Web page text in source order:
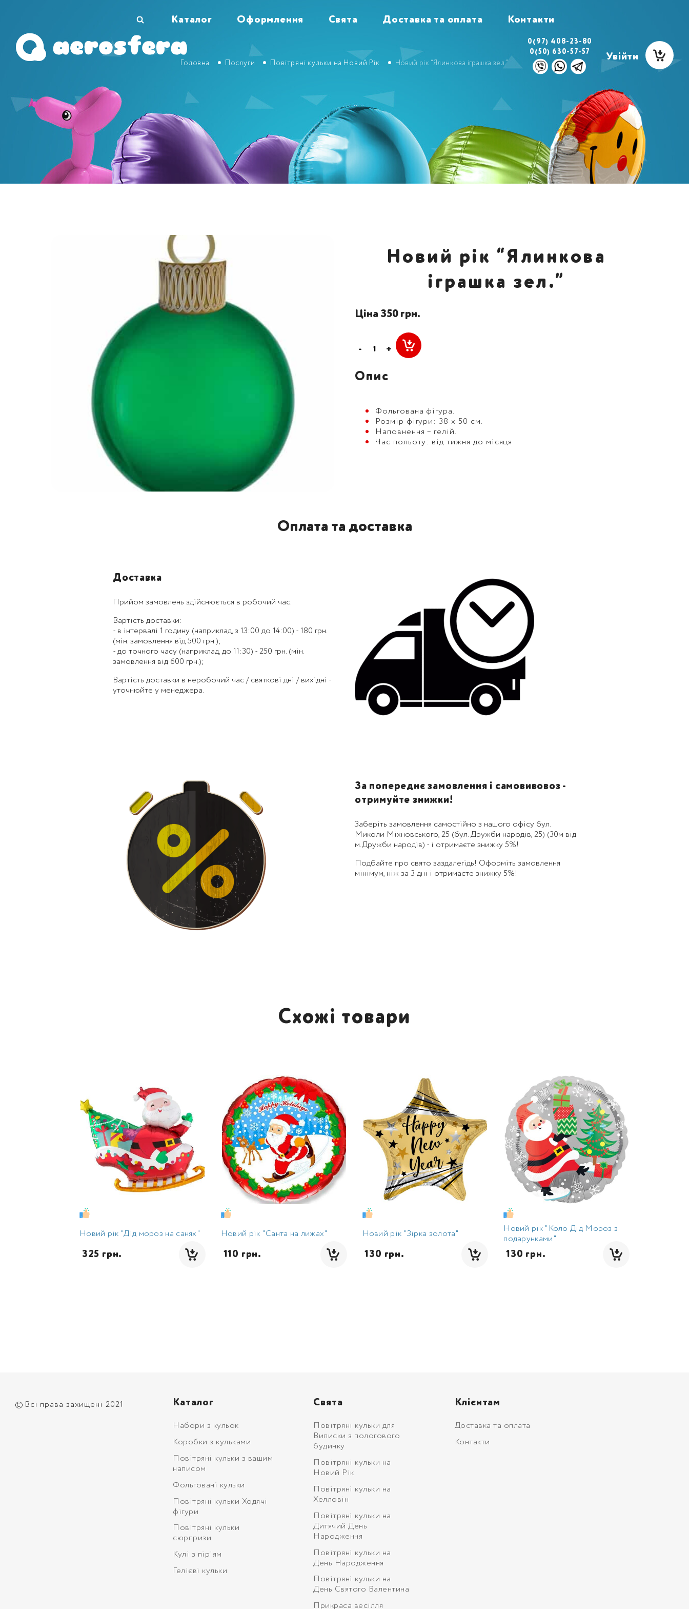
Каталог Оформлення Свята Доставка та оплата Контакти
0(97) 408-23-80
0(50) 630-57-57
Увійти
Головна Послуги Повітряні кульки на Новий Рік Новий рік “Ялинкова іграшка зел.”
Новий рік “Ялинкова
іграшка зел.”
Ціна 350 грн.
- +
Опис
Фольгована фігура.
Розмір фігури: 38 х 50 см.
Наповнення – гелій.
Час польоту: від тижня до місяця
Оплата та доставка
Доставка
Прийом замовлень здійснюється в робочий час.
Вартість доставки:
- в інтервалі 1 годину (наприклад, з 13:00 до 14:00) - 180 грн.
(мін. замовлення від 500 грн.);
- до точного часу (наприклад, до 11:30) - 250 грн. (мін.
замовлення від 600 грн.);
Вартість доставки в неробочий час / святкові дні / вихідні -
уточнюйте у менеджера.
За попереднє замовлення і самовивовоз -
отримуйте знижки!
Заберіть замовлення самостійно з нашого офісу бул.
Миколи Міхновського, 25 (бул. Дружби народів, 25) (30м від
м.Дружби народів) - і отримаєте знижку 5%!
Подбайте про свято заздалегідь! Оформіть замовлення
мінімум, ніж за 3 дні і отримаєте знижку 5%!
Схожі товари
Новий рік "Дід мороз на санях"
325 грн.
Новий рік "Санта на лижах"
110 грн.
Новий рік "Зірка золота"
130 грн.
Новий рік "Коло Дід Мороз з
подарунками"
130 грн.
©Всі права захищені 2021 Каталог
Набори з кульок
Коробки з кульками
Повітряні кульки з вашим
написом
Фольговані кульки
Повітряні кульки Ходячі
фігури
Повітряні кульки
сюрпризи
Кулі з пір'ям
Гелієві кульки
Свята
Повітряні кульки для
Виписки з пологового
будинку
Повітряні кульки на
Новий Рік
Повітряні кульки на
Хелловін
Повітряні кульки на
Дитячий День
Народження
Повітряні кульки на
День Народження
Повітряні кульки на
День Святого Валентина
Прикраса весілля
Клієнтам
Доставка та оплата
Контакти